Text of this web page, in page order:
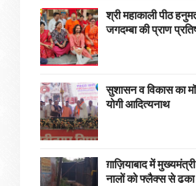
श्री महाकाली पीठ
जगदम्बा की प्राण
सुशासन व विकास का
योगी आदित्यनाथ
ग़ाज़ियाबाद में
नालों को फ्लैक्स से ढका